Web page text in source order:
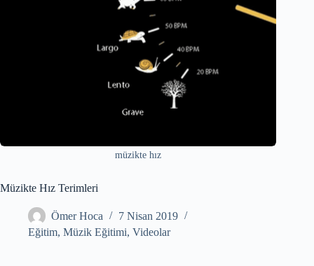
müzikte hız
Müzikte Hız Terimleri
Ömer Hoca
7 Nisan 2019
Eğitim, Müzik Eğitimi, Videolar